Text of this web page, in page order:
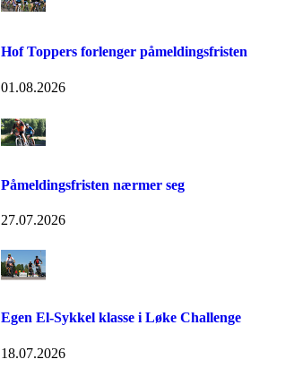
Hof Toppers forlenger påmeldingsfristen
01.08.2026
Påmeldingsfristen nærmer seg
27.07.2026
Egen El-Sykkel klasse i Løke Challenge
18.07.2026